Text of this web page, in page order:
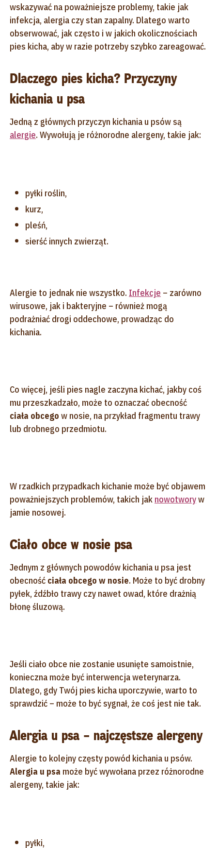
wskazywać na poważniejsze problemy, takie jak
infekcja, alergia czy stan zapalny. Dlatego warto
obserwować, jak często i w jakich okolicznościach
pies kicha, aby w razie potrzeby szybko zareagować.
Dlaczego pies kicha? Przyczyny
kichania u psa
Jedną z głównych przyczyn kichania u psów są
alergie. Wywołują je różnorodne alergeny, takie jak:
pyłki roślin,
kurz,
pleśń,
sierść innych zwierząt.
Alergie to jednak nie wszystko. Infekcje – zarówno
wirusowe, jak i bakteryjne – również mogą
podrażniać drogi oddechowe, prowadząc do
kichania.
Co więcej, jeśli pies nagle zaczyna kichać, jakby coś
mu przeszkadzało, może to oznaczać obecność
ciała obcego w nosie, na przykład fragmentu trawy
lub drobnego przedmiotu.
W rzadkich przypadkach kichanie może być objawem
poważniejszych problemów, takich jak nowotworyw
jamie nosowej.
Ciało obce w nosie psa
Jednym z głównych powodów kichania u psa jest
obecność ciała obcego w nosie. Może to być drobny
pyłek, źdźbło trawy czy nawet owad, które drażnią
błonę śluzową.
Jeśli ciało obce nie zostanie usunięte samoistnie,
konieczna może być interwencja weterynarza.
Dlatego, gdy Twój pies kicha uporczywie, warto to
sprawdzić – może to być sygnał, że coś jest nie tak.
Alergia u psa – najczęstsze alergeny
Alergie to kolejny częsty powód kichania u psów.
Alergia u psa może być wywołana przez różnorodne
alergeny, takie jak:
pyłki,